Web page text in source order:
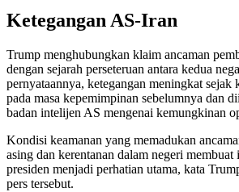
Ketegangan AS-Iran
Trump menghubungkan klaim ancaman
dengan sejarah perseteruan antara kedua
pernyataannya, ketegangan meningkat sejak
pada masa kepemimpinan sebelumnya dan
badan intelijen AS mengenai kemungkinan
Kondisi keamanan yang memadukan
asing dan kerentanan dalam negeri membuat
presiden menjadi perhatian utama, kata
pers tersebut.